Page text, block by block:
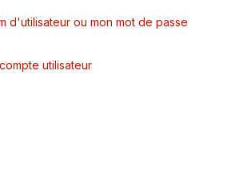
d'utilisateur ou mon mot de passe
utilisateur